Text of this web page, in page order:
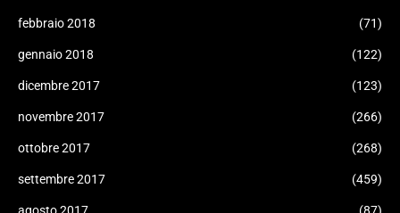
febbraio 2018 (71)
gennaio 2018 (122)
dicembre 2017 (123)
novembre 2017 (266)
ottobre 2017 (268)
settembre 2017 (459)
agosto 2017 (87)